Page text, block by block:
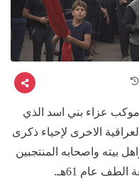
عزاء بني اسد الذي
الاخرى لإحياء ذكرى
بيته واصحابه المنتجبين
عام 61هـ.